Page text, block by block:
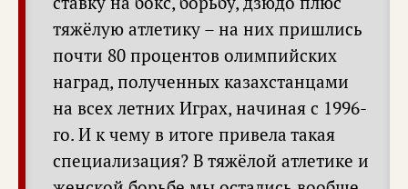
тяжёлую атлетику – на них пришлись
почти 80 процентов олимпийских
наград, полученных казахстанцами
на всех летних Играх, начиная с 1996-
го. И к чему в итоге привела такая
специализация? В тяжёлой атлетике и